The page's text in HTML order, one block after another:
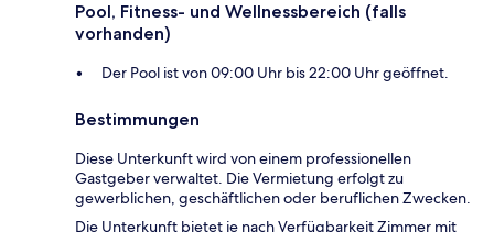
Pool, Fitness- und Wellnessbereich (falls
vorhanden)
Der Pool ist von 09:00 Uhr bis 22:00 Uhr geöffnet.
Bestimmungen
Diese Unterkunft wird von einem professionellen
Gastgeber verwaltet. Die Vermietung erfolgt zu
gewerblichen, geschäftlichen oder beruflichen Zwecken.
Die Unterkunft bietet je nach Verfügbarkeit Zimmer mit